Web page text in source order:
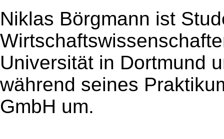
Niklas Börgmann ist
Universität in Dortmund
während seines
GmbH um.